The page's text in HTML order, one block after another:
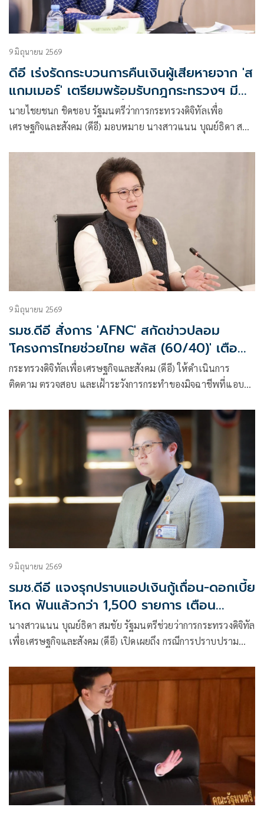
9 มิถุนายน 2569
ดีอี เร่งรัดกระบวนการคืนเงินผู้เสียหายจาก 'ส
แกมเมอร์' เตรียมพร้อมรับกฎกระทรวงฯ มีผล
บังคับใช้ 12 ส.ค.69 นี้
นายไชยชนก ชิดชอบ รัฐมนตรีว่าการกระทรวงดิจิทัลเพื่อ
เศรษฐกิจและสังคม (ดีอี) มอบหมาย นางสาวแนน บุณย์ธิดา สม
(ดีอี) เป็นประธานการประชุมคณะกรรมการป้องกันและปราบ
ปรามอาชญากรรมทางเทคโนโลยี ตาม พ.ร.ก.มาตรา 13 ครั้งที่
2/2569 โดยมีนายพชร อนันตศิลป์ ปลัดกระทรวงดีอี และหน่วย
งานที่เกี่ยวข้องเข้าร่วม ณ อาคารกระทรวงดิจิทัลเพื่อเศรษฐกิจ
9 มิถุนายน 2569
รมช.ดีอี สั่งการ 'AFNC' สกัดข่าวปลอม
'โครงการไทยช่วยไทย พลัส (60/40)' เตือน
ปชช. ระวัง SMS-ลิงก์ปลอม หลอกลงทะเบียน
กระทรวงดิจิทัลเพื่อเศรษฐกิจและสังคม (ดีอี) ให้ดำเนินการ
ติดตาม ตรวจสอบ และเฝ้าระวังการกระทำของมิจฉาชีพที่แอบ
ช่องทางในการก่ออาชญากรรมออนไลน์ โดยตนได้สั่งการให้ศูนย์
ต่อต้านข่าวปลอม ประเทศไทย (Anti-Fake News Center) หรือ
AFNC ดำเนินมาตรการเชิงรุก ติดตาม ตรวจสอบ และเฝ้าระวัง
การแอบอ้างของมิจฉาชีพอย่างเข้มข้น
9 มิถุนายน 2569
รมช.ดีอี แจงรุกปราบแอปเงินกู้เถื่อน-ดอกเบี้ย
โหด ฟันแล้วกว่า 1,500 รายการ เตือน
ปชช.ระวังโฆษณาชวนเชื่อ เช็กให้ชัวร์ก่อนใช้
บริการ
นางสาวแนน บุณย์ธิดา สมชัย รัฐมนตรีช่วยว่าการกระทรวงดิจิทัล
เพื่อเศรษฐกิจและสังคม (ดีอี) เปิดเผยถึง กรณีการปราบปราม
การเรียกเก็บดอกเบี้ยเกินอัตรา ว่า กระทรวงดีอี มีการทำงานอยู่ 2
แนวทาง ได้แก่